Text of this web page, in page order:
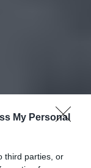
My Personal
third parties, or